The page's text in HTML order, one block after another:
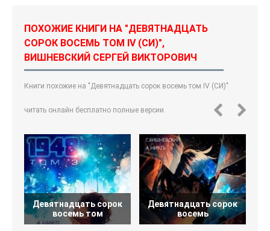
ПОХОЖИЕ КНИГИ НА "ДЕВЯТНАДЦАТЬ
СОРОК ВОСЕМЬ ТОМ IV (СИ)",
ВИШНЕВСКИЙ СЕРГЕЙ ВИКТОРОВИЧ
Книги похожие на "Девятнадцать сорок восемь том IV (СИ)"
читать онлайн бесплатно полные версии.
Девятнадцать сорок
восемь том
Девятнадцать сорок
восемь